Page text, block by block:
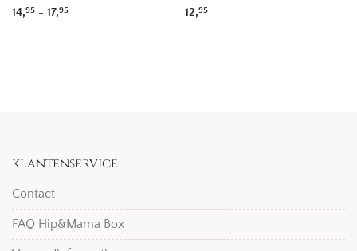
14,95 - 17,95Prijsklasse: 14,95 tot 17,95
12,95
klantenservice
Contact
FAQ Hip&Mama Box